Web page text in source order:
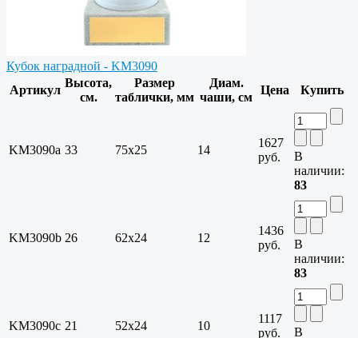
Кубок наградной - KM3090
Артикул
Высота,
см.
Размер
таблички, мм
Диам.
чаши, см
Цена Купить
KM3090a 33 75х25 14
1627
руб.
В
наличии:
83
KM3090b 26 62х24 12
1436
руб.
В
наличии:
83
KM3090c 21 52х24 10
1117
руб.
В